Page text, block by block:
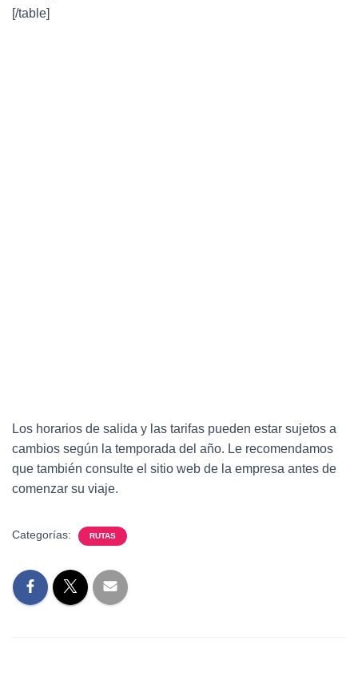
[/table]
Los horarios de salida y las tarifas pueden estar sujetos a
cambios según la temporada del año. Le recomendamos
que también consulte el sitio web de la empresa antes de
comenzar su viaje.
Categorías: RUTAS